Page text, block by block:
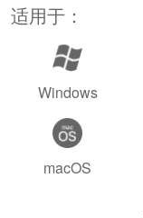
适用于：
Windows
macOS